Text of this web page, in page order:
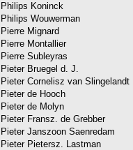
Philips Koninck
Philips Wouwerman
Pierre Mignard
Pierre Montallier
Pierre Subleyras
Pieter Bruegel d. J.
Pieter Cornelisz van Slingelandt
Pieter de Hooch
Pieter de Molyn
Pieter Fransz. de Grebber
Pieter Janszoon Saenredam
Pieter Pietersz. Lastman